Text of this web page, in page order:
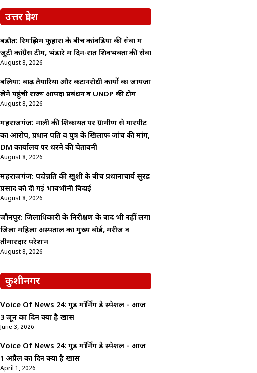
उत्तर प्रदेश
बड़ौत: रिमझिम फुहारों के बीच कांवड़ियों की सेवा में
जुटी कांग्रेस टीम, भंडारे में दिन-रात शिवभक्तों की सेवा
August 8, 2026
बलिया: बाढ़ तैयारियों और कटानरोधी कार्यों का जायजा
लेने पहुंची राज्य आपदा प्रबंधन व UNDP की टीम
August 8, 2026
महराजगंज: नाली की शिकायत पर ग्रामीण से मारपीट
का आरोप, प्रधान पति व पुत्र के खिलाफ जांच की मांग,
DM कार्यालय पर धरने की चेतावनी
August 8, 2026
महराजगंज: पदोन्नति की खुशी के बीच प्रधानाचार्य सुरेंद्र
प्रसाद को दी गई भावभीनी विदाई
August 8, 2026
जौनपुर: जिलाधिकारी के निरीक्षण के बाद भी नहीं लगा
जिला महिला अस्पताल का मुख्य बोर्ड, मरीज व
तीमारदार परेशान
August 8, 2026
कुशीनगर
Voice Of News 24: गुड माॅर्निंग डे स्पेशल – आज
3 जून का दिन क्यों है खास
June 3, 2026
Voice Of News 24: गुड माॅर्निंग डे स्पेशल – आज
1 अप्रैल का दिन क्यों है खास
April 1, 2026